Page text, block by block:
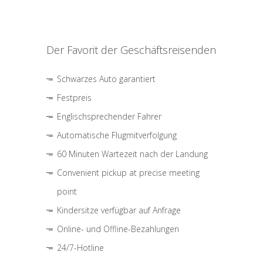
Der Favorit der Geschäftsreisenden
Schwarzes Auto garantiert
Festpreis
Englischsprechender Fahrer
Automatische Flugmitverfolgung
60 Minuten Wartezeit nach der Landung
Convenient pickup at precise meeting
point
Kindersitze verfügbar auf Anfrage
Online- und Offline-Bezahlungen
24/7-Hotline